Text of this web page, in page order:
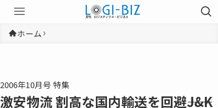
ホーム
2006年10月号 特集
激安物流 割高な国内輸送を回避――J&K